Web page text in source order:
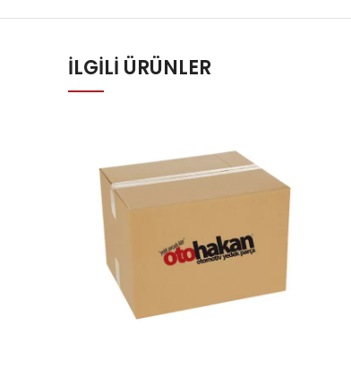
İLGILI ÜRÜNLER